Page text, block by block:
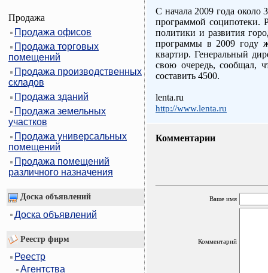
Продажа
Продажа офисов
Продажа торговых
помещений
Продажа производственных
складов
Продажа зданий
Продажа земельных
участков
Продажа универсальных
помещений
Продажа помещений
различного назначения
Доска объявлений
Доска объявлений
Реестр фирм
Реестр
Агентства
С начала 2009 года около
программой соципотеки.
политики и развития
программы в 2009 году
квартир. Генеральный
свою очередь, сообщал,
составить 4500.
lenta.ru
http://www.lenta.ru
Комментарии
Ваше имя
Комментарий